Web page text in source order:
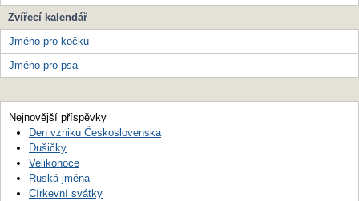
Zvířecí kalendář
Jméno pro kočku
Jméno pro psa
Nejnovější příspěvky
Den vzniku Československa
Dušičky
Velikonoce
Ruská jména
Církevní svátky